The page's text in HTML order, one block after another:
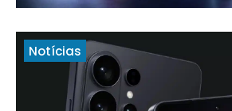
Notícias